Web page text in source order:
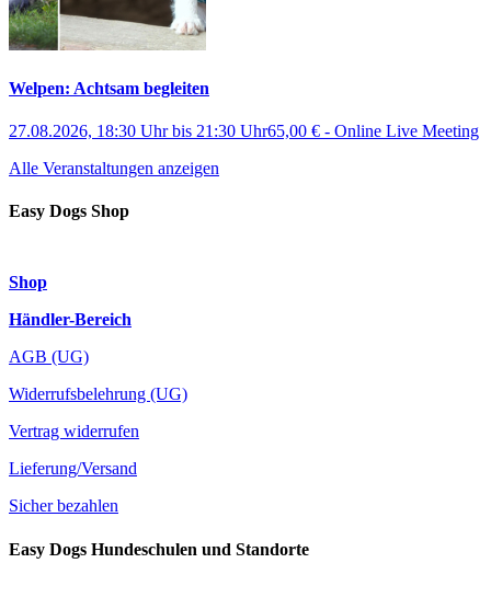
Welpen: Achtsam begleiten
27.08.2026, 18:30 Uhrbis 21:30 Uhr65,00 € - Online Live Meeting
Alle Veranstaltungen anzeigen
Easy Dogs Shop
Shop
Händler-Bereich
AGB (UG)
Widerrufsbelehrung (UG)
Vertrag widerrufen
Lieferung/Versand
Sicher bezahlen
Easy Dogs Hundeschulen und Standorte